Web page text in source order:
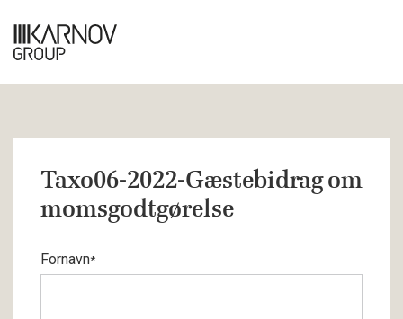
Taxo06-2022-Gæstebidrag om
momsgodtgørelse
Fornavn*